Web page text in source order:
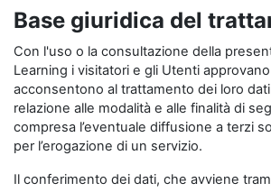
Base giuridica del
Con l'uso o la consultazione della
Learning i visitatori e gli Utenti
acconsentono al trattamento dei loro
relazione alle modalità e alle finalità di
compresa l’eventuale diffusione a terzi
per l’erogazione di un servizio.
Il conferimento dei dati, che avviene